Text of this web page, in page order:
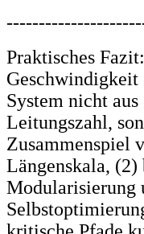
Praktisches
System nicht
Leitungszahl,
Zusammenspiel
Längenskala, (2)
Modularisierung